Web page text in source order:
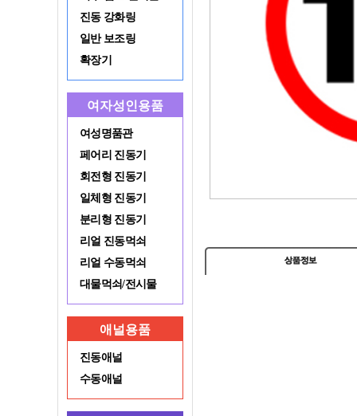
진동 강화링
일반 보조링
확장기
여자성인용품
여성명품관
페어리 진동기
회전형 진동기
일체형 진동기
분리형 진동기
리얼 진동먹쇠
리얼 수동먹쇠
대물먹쇠/전시물
애널용품
진동애널
수동애널